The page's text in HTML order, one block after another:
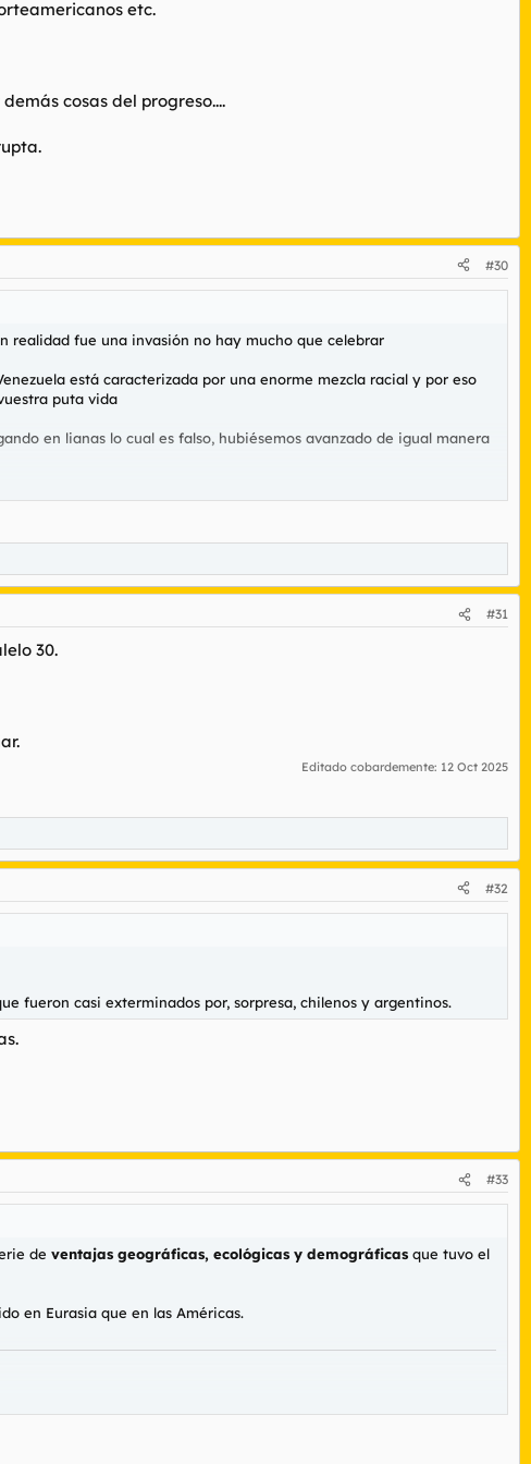
etc.
cosas del progreso....
#30
realidad fue una invasión no hay mucho que celebrar
está caracterizada por una enorme mezcla racial y por eso
puta vida
en lianas lo cual es falso, hubiésemos avanzado de igual manera
su peso ideal y estético
poco agradeciadas e igual en genética de cuerpo en general
#31
30.
Editado cobardemente: 12 Oct 2025
#32
fueron casi exterminados por, sorpresa, chilenos y argentinos.
#33
de ventajas geográficas, ecológicas y demográficas que tuvo el
en Eurasia que en las Américas.